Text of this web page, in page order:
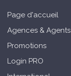
Page d'accueil
Agences & Agents
Promotions
Login PRO